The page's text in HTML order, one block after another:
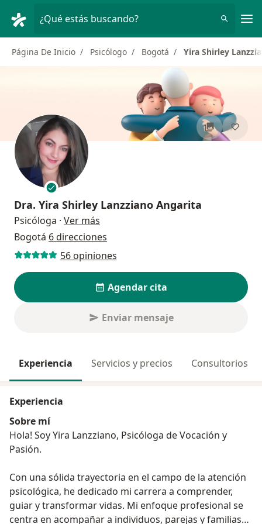
¿Qué estás buscando?
Página De Inicio Psicólogo Bogotá Yira Shirley
Dra. Yira Shirley Lanzziano Angarita
Psicóloga · Ver más
Bogotá 6 direcciones
56 opiniones
Agendar cita
Enviar mensaje
Experiencia Servicios y precios Consultorios
Experiencia
Sobre mí
Hola! Soy Yira Lanzziano, Psicóloga de Vocación y
Pasión.
Con una sólida trayectoria en el campo de la atención
psicológica, he dedicado mi carrera a comprender,
guiar y transformar vidas. Mi enfoque profesional se
centra en acompañar a individuos, parejas y familias